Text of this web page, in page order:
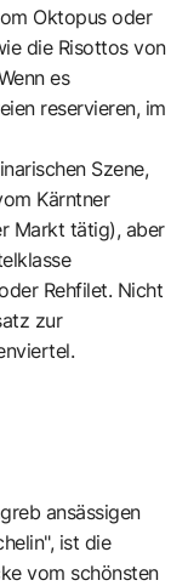
Oktopus oder
die Risottos von
es
reservieren, im
Szene,
Kärntner
Markt tätig), aber
Rehfilet. Nicht
zur
ansässigen
ist die
vom schönsten